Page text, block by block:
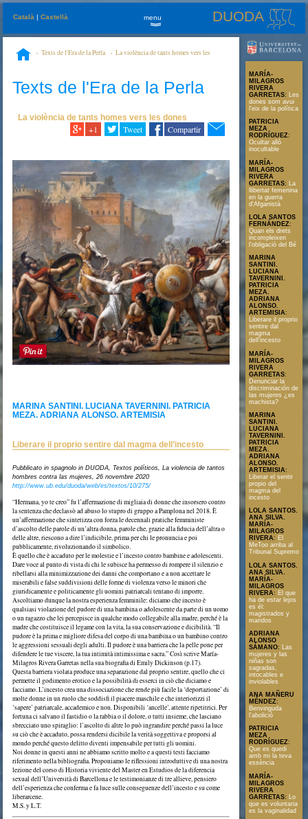
Català |Castellà DUODA
menu
»
Texts de l'Era de la Perla
La violència de tants homes vers les
Texts de l'Era de la Perla
La violència de tants homes vers les dones
+1 Tweet Compartir
MARINA SANTINI. LUCIANA TAVERNINI. PATRICIA
MEZA. ADRIANA ALONSO. ARTEMISIA
Liberare il proprio sentire dal magma dell’incesto
Pubblicato in spagnolo in DUODA, Textos políticos, La violencia de tantos
hombres contra las mujeres, 26 novembre 2020
http://www.ub.edu/duoda/web/es/textos/10/275/
“Hermana, yo te creo” fu l’affermazione di migliaia di donne che insorsero contro
la sentenza che declassò ad abuso lo stupro di gruppo a Pamplona nel 2018. È
un’affermazione che sintetizza con forza le decennali pratiche femministe
d’ascolto delle parole di un’altra donna, parole che, grazie alla fiducia dell’altra o
delle altre, riescono a dire l’indicibile, prima per chi le pronuncia e poi
pubblicamente, rivoluzionando il simbolico.
È quello che è accaduto per le molestie e l’incesto contro bambine e adolescenti.
Dare voce al punto di vista di chi le subisce ha permesso di rompere il silenzio e
ribellarsi alla minimizzazione dei danni che comportano e a non accettare le
miserabili e false suddivisioni delle forme di violenza verso le minori che
giuridicamente e politicamente gli uomini patriarcali tentano di imporre.
Ascoltiamo dunque la nostra esperienza femminile: diciamo che incesto è
qualsiasi violazione del pudore di una bambina o adolescente da parte di un uomo
o un ragazzo che lei percepisce in qualche modo collegabile alla madre, perché è la
madre che costituisce il legame con la vita, la sua conservazione e dicibilità. “Il
pudore è la prima e migliore difesa del corpo di una bambina o un bambino contro
le aggressioni sessuali degli adulti. Il pudore è una barriera che la pelle pone per
difendere le tue viscere, la tua intimità intimissima e sacra.” Così scrive María-
Milagros Rivera Garretas nella sua biografia di Emily Dickinson (p.17).
Questa barriera violata produce una separazione dal proprio sentire, quello che ci
permette il godimento erotico e la possibilità di esserci in ciò che diciamo e
facciamo. L’incesto crea una dissociazione che rende più facile la ‘deportazione’ di
molte donne in un ruolo che soddisfi il piacere maschile e che interiorizzi il
‘sapere’ patriarcale, accademico e non. Disponibili ‘ancelle’, attente ripetitrici. Per
fortuna ci salvano il fastidio o la rabbia o il dolore, o tutti insieme, che lasciano
sbrecciato uno spiraglio: l’ascolto di altre lo può ingrandire perché passi la luce
su ciò che è accaduto, possa rendersi dicibile la verità soggettiva e proporsi al
mondo perché questo delitto diventi impensabile per tutti gli uomini.
Noi donne in questi anni ne abbiamo scritto molto e a questi testi facciamo
riferimento nella bibliografia. Proponiamo le riflessioni introduttive di una nostra
lezione del corso di Historia viviente del Master en Estudios de la diferencia
sexual dell’Università di Barcellona e le testimonianze di tre allieve, pensiero
dell’esperienza che conferma e fa luce sulle conseguenze dell’incesto e su come
liberarcene.
M.S. y L.T.
MARÍA-
MILAGROS
RIVERA
GARRETAS: Les
dones som avui
l'eix de la política
PATRICIA
MEZA
RODRÍGUEZ:
Ocultar allò
inocultable
MARÍA-
MILAGROS
RIVERA
GARRETAS:
La
llibertat femenina
en la guerra
d'Afganistà
LOLA SANTOS
FERNÁNDEZ:
Quan els drets
incompleixen
l'obligació del Bé
MARINA
SANTINI.
LUCIANA
TAVERNINI.
PATRICIA
MEZA.
ADRIANA
ALONSO.
ARTEMISIA:
Liberare il proprio
sentire dal
magma
dell’incesto
MARÍA-
MILAGROS
RIVERA
GARRETAS:
Denunciar la
discriminación de
las mujeres ¿es
machista?
MARINA
SANTINI.
LUCIANA
TAVERNINI.
PATRICIA
MEZA.
ADRIANA
ALONSO.
ARTEMISIA:
Liberar el sentir
propio del
magma del
incesto
LOLA SANTOS.
ANA SILVA.
MARÍA-
MILAGROS
RIVERA: El
MeToo arriba al
Tribunal Supremo
LOLA SANTOS.
ANA SILVA.
MARÍA-
MILAGROS
RIVERA: El que
ha de estar lejos
es él:
magistrados y
maridos
ADRIANA
ALONSO
SÁMANO:
Las
mujeres y las
niñas son
sagradas,
intocables e
inviolables
ANA MAÑERU
MÉNDEZ:
Benvinguda
l'abolició
PATRICIA
MEZA
RODRÍGUEZ:
Que es quedi
amb mi la teva
essència
MARÍA-
MILAGROS
RIVERA
GARRETAS:
Lo
que es voluntaria
es la vaginalidad